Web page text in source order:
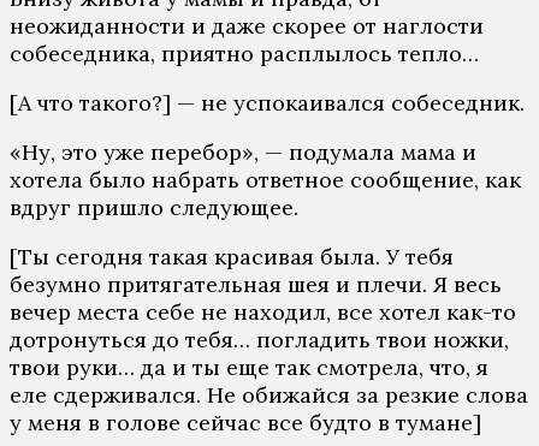
неожиданности и даже скорее от наглости
собеседника, приятно расплылось тепло…
[А что такого?] — не успокаивался собеседник.
«Ну, это уже перебор», — подумала мама и
хотела было набрать ответное сообщение, как
вдруг пришло следующее.
[Ты сегодня такая красивая была. У тебя
безумно притягательная шея и плечи. Я весь
вечер места себе не находил, все хотел как-то
дотронуться до тебя… погладить твои ножки,
твои руки… да и ты еще так смотрела, что, я
еле сдерживался. Не обижайся за резкие слова
у меня в голове сейчас все будто в тумане]